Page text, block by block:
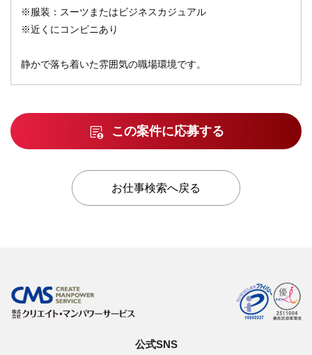
※服装：スーツまたはビジネスカジュアル
※近くにコンビニあり
静かで落ち着いた雰囲気の職場環境です。
この案件に応募する
お仕事検索へ戻る
公式SNS